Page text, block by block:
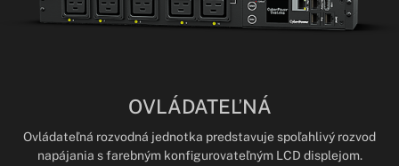
OVLÁDATEĽNÁ
Ovládateľná rozvodná jednotka predstavuje spoľahlivý rozvod
napájania s farebným konfigurovateľným LCD displejom.